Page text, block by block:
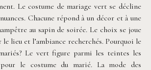
Le costume de mariage vert se décline
Chacune répond à un décor et à une
au sapin de soirée. Le choix se joue
lieu et l’ambiance recherchés. Pourquoi le
Le vert figure parmi les teintes les
le costume du marié. La mode des